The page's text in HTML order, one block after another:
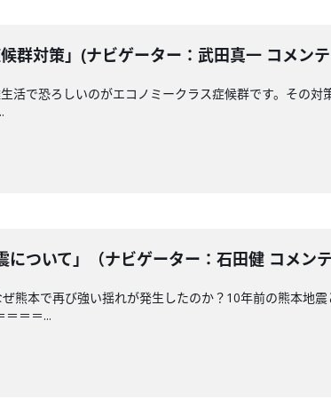
群対策」(ナビゲーター：武田真一 コメン
活で恐ろしいのがエコノミークラス症候群です。その
について」（ナビゲーター：石田健 コメン
熊本で再び強い揺れが発生したのか？10年前の熊本地
＝＝...